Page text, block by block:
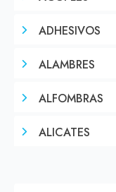
ADHESIVOS
ALAMBRES
ALFOMBRAS
ALICATES